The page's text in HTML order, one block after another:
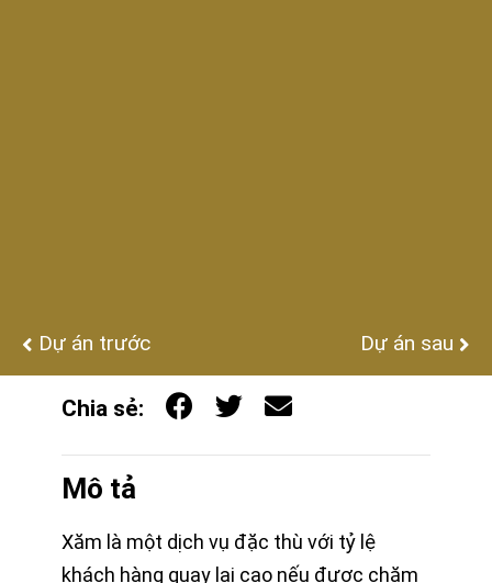
Dự án trước Dự án sau
Chia sẻ:
Mô tả
Xăm là một dịch vụ đặc thù với tỷ lệ
khách hàng quay lại cao nếu được chăm